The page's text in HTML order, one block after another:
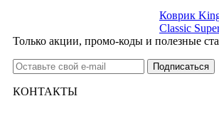
Коврик
Classic
Только акции, промо-коды и полезные
КОНТАКТЫ